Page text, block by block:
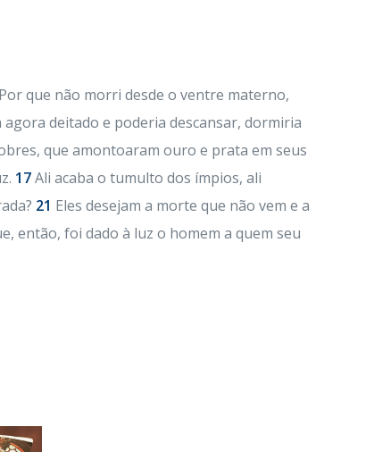
Por que não morri desde o ventre materno,
agora deitado e poderia descansar, dormiria
que amontoaram ouro e prata em seus
17Ali acaba o tumulto dos ímpios, ali
21 Eles desejam a morte que não vem e a
então, foi dado à luz o homem a quem seu